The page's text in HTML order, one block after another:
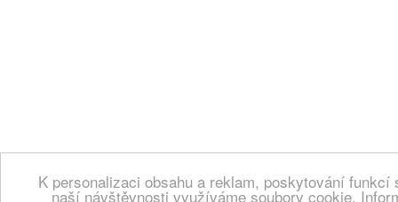
K personalizaci obsahu a reklam, poskytování
naší návštěvnosti využíváme soubory cookie.